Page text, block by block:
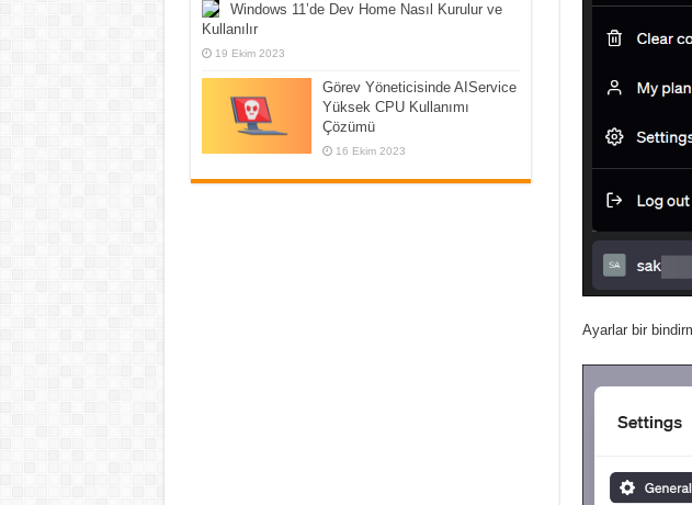
Ayarlar bir
Windows 11’de Dev Home Nasıl Kurulur ve
Kullanılır
19 Ekim 2023
Görev Yöneticisinde AIService
Yüksek CPU Kullanımı
Çözümü
16 Ekim 2023